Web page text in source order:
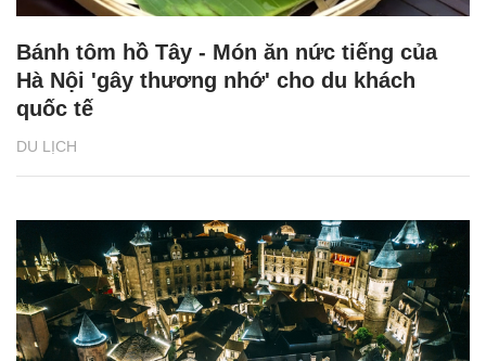
DU LỊCH
Bánh tôm hồ Tây - Món ăn nức tiếng của
Hà Nội 'gây thương nhớ' cho du khách
quốc tế